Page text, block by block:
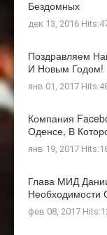
Бездомных
дек 13, 2016
Поздравляем
И Новым Годом!
янв 01, 2017
Компания
Оденсе, В
янв 19, 2017
Глава МИД
Необходимости
фев 08, 2017